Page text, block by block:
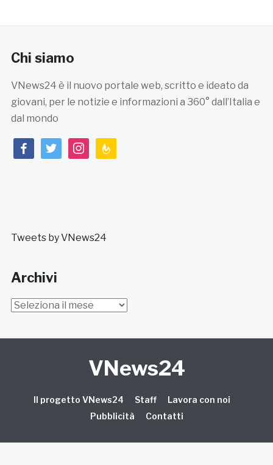
Chi siamo
VNews24 è il nuovo portale web, scritto e ideato da
giovani, per le notizie e informazioni a 360° dall’Italia e
dal mondo
facebooktwitterinstagramfeedburner
Tweets by VNews24
Archivi
Archivi
VNews24
Il progetto VNews24 Staff
Lavora con noi
Pubblicità
Contatti